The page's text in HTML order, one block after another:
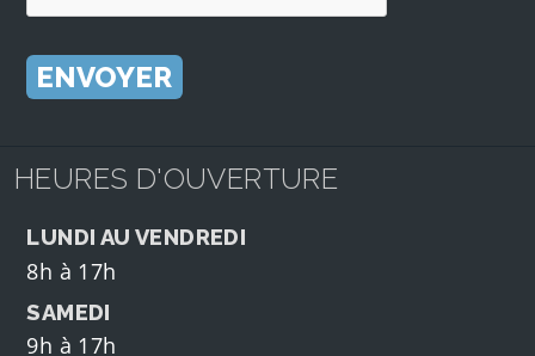
HEURES D'OUVERTURE
LUNDI AU VENDREDI
8h à 17h
SAMEDI
9h à 17h